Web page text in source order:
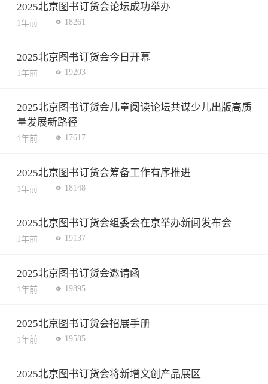
2025北京图书订货会论坛成功举办
1年前 18261
2025北京图书订货会今日开幕
1年前 19203
2025北京图书订货会儿童阅读论坛共谋少儿出版高质
量发展新路径
1年前 17617
2025北京图书订货会筹备工作有序推进
1年前 18148
2025北京图书订货会组委会在京举办新闻发布会
1年前 19137
2025北京图书订货会邀请函
1年前 19895
2025北京图书订货会招展手册
1年前 19585
2025北京图书订货会将新增文创产品展区